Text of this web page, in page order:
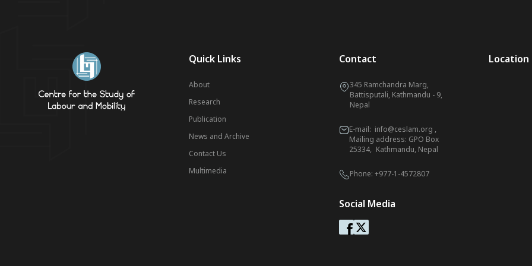
Quick Links
About
Research
Publication
News and Archive
Contact Us
Multimedia
Contact
345 Ramchandra Marg,
Battisputali, Kathmandu - 9,
Nepal
E-mail: info@ceslam.org ,
Mailing address: GPO Box
25334, Kathmandu, Nepal
Phone: +977-1-4572807
Social Media
Location